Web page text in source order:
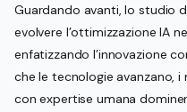
Guardando avanti, lo studio
evolvere l’ottimizzazione IA
enfatizzando l’innovazione
che le tecnologie avanzano,
con expertise umana